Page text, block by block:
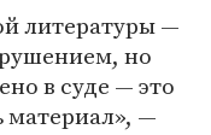
литературы —
но
в суде — это
материал», —